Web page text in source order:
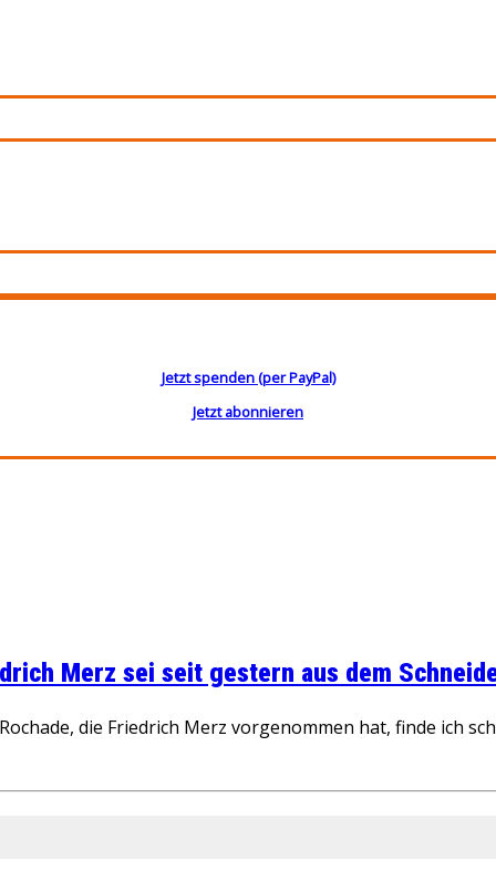
Jetzt spenden (per PayPal)
Jetzt abonnieren
Merz sei seit gestern aus dem
die Friedrich Merz vorgenommen hat, finde ich